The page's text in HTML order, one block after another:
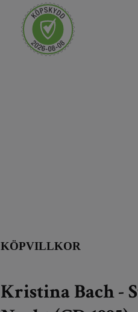
KÖPVILLKOR
Kristina Bach -